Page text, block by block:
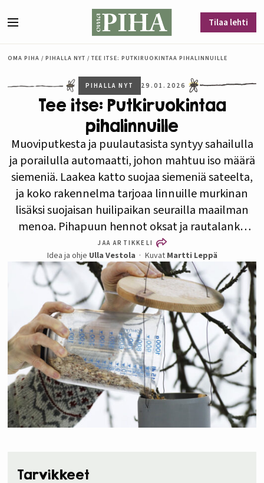
Tilaa lehti
OMA PIHA / PIHALLA NYT / TEE ITSE: PUTKIRUOKINTAA PIHALINNUILLE
PIHALLA NYT 29.01.2026
Tee itse: Putkiruokintaa
pihalinnuille
Muoviputkesta ja puulautasista syntyy sahailulla
ja porailulla automaatti, johon mahtuu iso määrä
siemeniä. Laakea katto suojaa siemeniä sateelta,
ja koko rakennelma tarjoaa linnuille murkinan
lisäksi suojaisan huilipaikan seurailla maailman
menoa. Pihapuun hennot oksat ja rautalanka
ripustusnaruna näyttävät olevan voittamaton
este jopa pikkuoraville.
JAA ARTIKKELI
Idea ja ohje Ulla Vestola Kuvat Martti Leppä
Tarvikkeet